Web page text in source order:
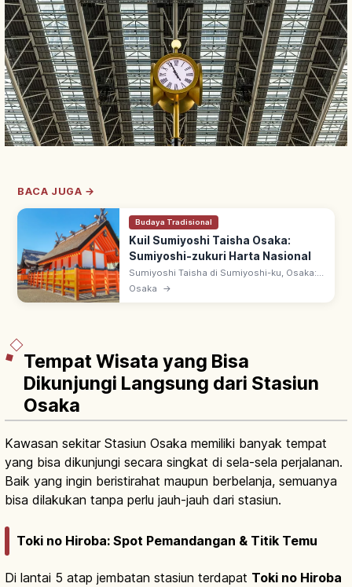
BACA JUGA →
Budaya Tradisional
Kuil Sumiyoshi Taisha Osaka:
Sumiyoshi-zukuri Harta Nasional
Sumiyoshi Taisha di Sumiyoshi-ku, Osaka:
kuil utama ~2.300 kuil Sumiyoshi.
Osaka →
Tempat Wisata yang Bisa
Dikunjungi Langsung dari Stasiun
Osaka
Kawasan sekitar Stasiun Osaka memiliki banyak tempat
yang bisa dikunjungi secara singkat di sela-sela perjalanan.
Baik yang ingin beristirahat maupun berbelanja, semuanya
bisa dilakukan tanpa perlu jauh-jauh dari stasiun.
Toki no Hiroba: Spot Pemandangan & Titik Temu
Di lantai 5 atap jembatan stasiun terdapat Toki no Hiroba